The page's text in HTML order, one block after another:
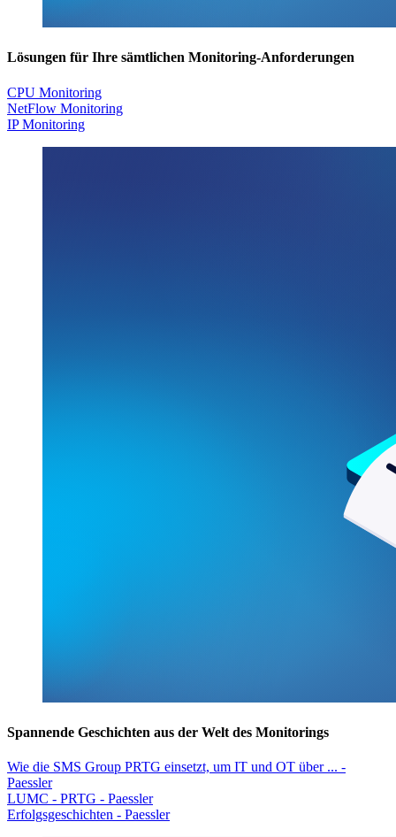
Lösungen für Ihre sämtlichen Monitoring-Anforderungen
CPU Monitoring
NetFlow Monitoring
IP Monitoring
Spannende Geschichten aus der Welt des Monitorings
Wie die SMS Group PRTG einsetzt, um IT und OT über ... -
Paessler
LUMC - PRTG - Paessler
Erfolgsgeschichten - Paessler